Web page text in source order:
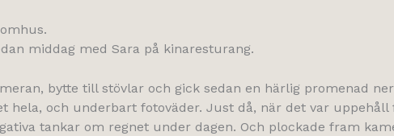
middag med Sara på kinaresturang.
bytte till stövlar och gick sedan en härlig promenad
hela, och underbart fotoväder. Just då, när det var
tankar om regnet under dagen. Och plockade fram